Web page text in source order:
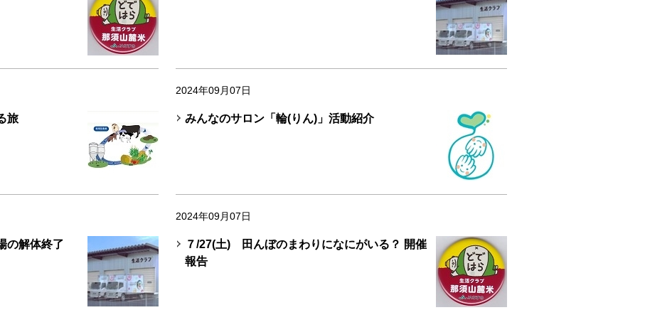
旅
2024年09月07日
みんなのサロン「輪(りん)」活動紹介
の解体終了
2024年09月07日
７/27(土) 田んぼのまわりになにがいる？ 開催
報告